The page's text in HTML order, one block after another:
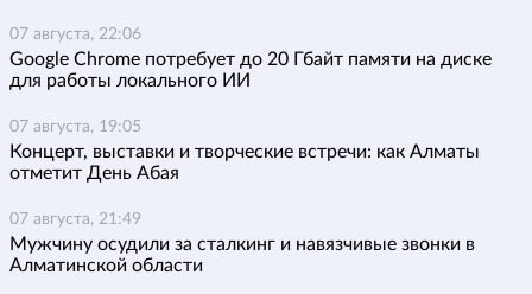
07 августа, 22:06
Google Chrome потребует до 20 Гбайт памяти на диске
для работы локального ИИ
07 августа, 19:05
Концерт, выставки и творческие встречи: как Алматы
отметит День Абая
07 августа, 21:49
Мужчину осудили за сталкинг и навязчивые звонки в
Алматинской области